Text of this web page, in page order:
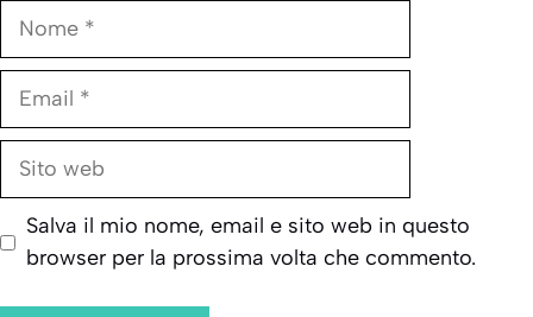
Nome
Email
Sito
Salva il mio nome, email e sito web in questo
browser per la prossima volta che commento.